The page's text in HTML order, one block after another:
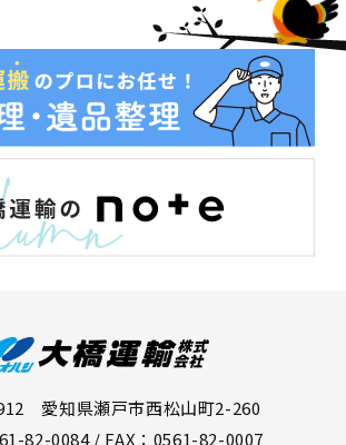
愛知県瀬戸市西松山町2-260
82-0084 / FAX：0561-82-0007